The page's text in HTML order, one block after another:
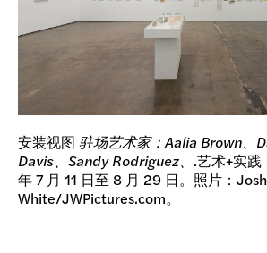
安装视图 驻场艺术家：Aalia Brown、
Davis、Sandy Rodriguez、 .艺术+实
年 7 月 11 日至 8 月 29 日。照片：
White/JWPictures.com。